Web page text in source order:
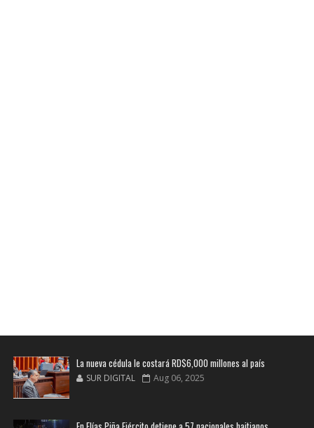
La nueva cédula le costará RD$6,000 millones al país
SUR DIGITAL Aug 06, 2025